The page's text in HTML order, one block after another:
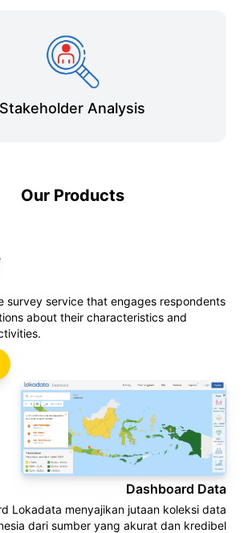
Stakeholder Analysis
Our Products
survey service that engages respondents
about their characteristics and
Dashboard Data
Lokadata menyajikan jutaan koleksi data
dari sumber yang akurat dan kredibel